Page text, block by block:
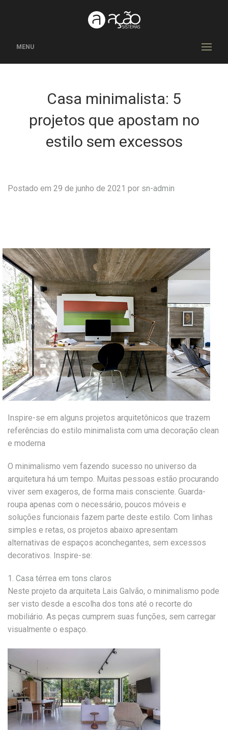
MENU
Casa minimalista: 5
projetos que apostam no
estilo sem excessos
Postado em 29 de junho de 2021 por sn-admin
Inspire-se em alguns projetos arquitetônicos que trazem
referências do estilo minimalista com uma decoração clean
e moderna
O minimalismo vem fazendo sucesso no universo da
arquitetura há um tempo. Muitas pessoas estão procurando
viver sem exageros, de forma mais consciente. Guarda-
roupa apenas com o necessário, poucos móveis e
soluções funcionais fazem parte deste estilo. Com linhas
simples e retas, os projetos abaixo apresentam
alternativas de espaços aconchegantes, sem excessos
decorativos. Inspire-se:
1. Casa térrea em tons claros
Neste projeto da arquiteta Lais Galvão, o minimalismo pode
ser visto desde a escolha dos tons até o recorte do
mobiliário. As peças cumprem suas funções, sem carregar
visualmente o espaço.